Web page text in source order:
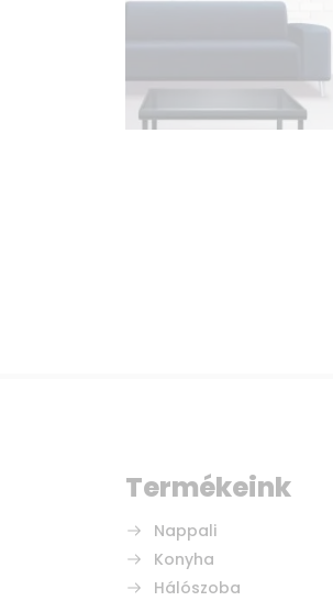
Termékeink
Nappali
Konyha
Hálószoba